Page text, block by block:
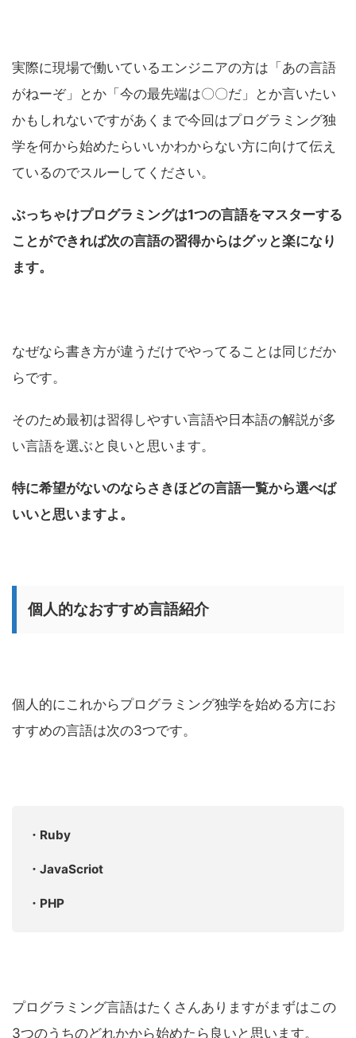
実際に現場で働いているエンジニアの方は「あの言語
がねーぞ」とか「今の最先端は〇〇だ」とか言いたい
かもしれないですがあくまで今回はプログラミング独
学を何から始めたらいいかわからない方に向けて伝え
ているのでスルーしてください。
ぶっちゃけプログラミングは1つの言語をマスターする
ことができれば次の言語の習得からはグッと楽になり
ます。
なぜなら書き方が違うだけでやってることは同じだか
らです。
そのため最初は習得しやすい言語や日本語の解説が多
い言語を選ぶと良いと思います。
特に希望がないのならさきほどの言語一覧から選べば
いいと思いますよ。
個人的なおすすめ言語紹介
個人的にこれからプログラミング独学を始める方にお
すすめの言語は次の3つです。
・Ruby
・JavaScriot
・PHP
プログラミング言語はたくさんありますがまずはこの
3つのうちのどれかから始めたら良いと思います。